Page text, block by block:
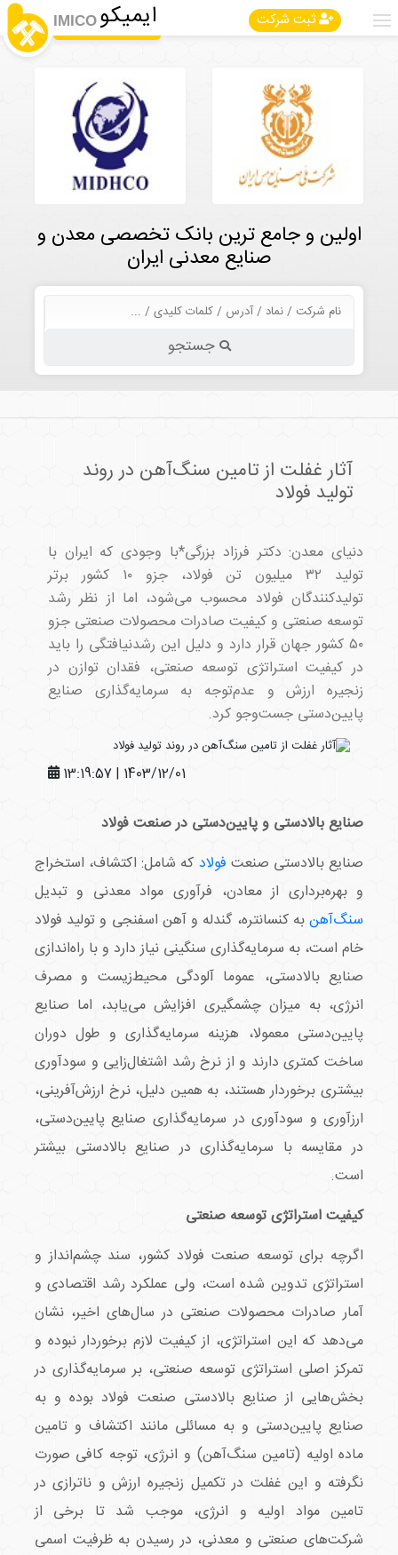
ثبت شرکت ایمیکو IMICO
اولین و جامع ترین بانک تخصصی معدن و
صنایع معدنی ایران
جستجو
آثار غفلت از تامین سنگ‌آهن در روند
تولید فولاد
دنیای معدن: دکتر فرزاد بزرگی*با وجودی که ایران با
تولید ۳۲ میلیون تن فولاد، جزو ۱۰ کشور برتر
تولیدکنندگان فولاد محسوب می‌شود، اما از نظر رشد
توسعه صنعتی و کیفیت صادرات محصولات صنعتی جزو
۵۰ کشور جهان قرار دارد و دلیل این رشد‌نیافتگی را باید
در کیفیت استراتژی توسعه صنعتی، فقدان توازن در
زنجیره ارزش و عدم‌توجه به سرمایه‌گذاری صنایع
پایین‌دستی جست‌وجو کرد.
1403/12/01 | 13:19:57
صنایع بالادستی و پایین‌دستی در صنعت فولاد
صنایع بالادستی صنعت فولاد که شامل: اکتشاف، استخراج
و بهره‌برداری از معادن، فرآوری مواد معدنی و تبدیل
سنگ‌آهنبه کنسانتره، گندله و آهن اسفنجی و تولید فولاد
خام است، به سرمایه‌گذاری سنگینی نیاز دارد و با راه‌اندازی
صنایع بالادستی، عموما آلودگی محیط‌زیست و مصرف
انرژی، به میزان چشمگیری افزایش می‌یابد، اما صنایع
پایین‌دستی معمولا، هزینه سرمایه‌گذاری و طول دوران
ساخت کمتری دارند و از نرخ رشد اشتغال‌زایی و سودآوری
بیشتری برخوردار هستند، به همین دلیل، نرخ ارزش‌آفرینی،
ارزآوری و سودآوری در سرمایه‌گذاری صنایع پایین‌دستی،
در مقایسه با سرمایه‌گذاری در صنایع بالادستی بیشتر
است.
کیفیت استراتژی توسعه صنعتی
اگرچه برای توسعه صنعت فولاد کشور، سند چشم‌انداز و
استراتژی تدوین شده است، ولی عملکرد رشد اقتصادی و
آمار صادرات محصولات صنعتی در سال‌های اخیر، نشان
می‌دهد که این استراتژی، از کیفیت لازم برخوردار نبوده و
تمرکز اصلی استراتژی توسعه صنعتی، بر سرمایه‌گذاری در
بخش‌هایی از صنایع بالادستی صنعت فولاد بوده و به
صنایع پایین‌دستی و به مسائلی مانند اکتشاف و تامین
ماده اولیه (تامین سنگ‌آهن) و انرژی، توجه کافی صورت
نگرفته و این غفلت در تکمیل زنجیره ارزش و ناترازی در
تامین مواد اولیه و انرژی، موجب شد تا برخی از
شرکت‌های صنعتی و معدنی، در رسیدن به ظرفیت اسمی